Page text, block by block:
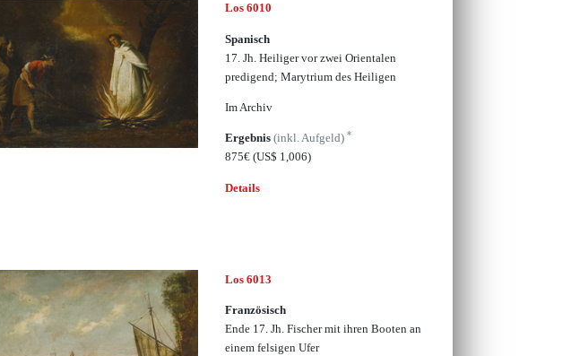
Los 6010
Spanisch
17. Jh. Heiliger vor zwei Orientalen
predigend; Marytrium des Heiligen
Im Archiv
Ergebnis (inkl. Aufgeld) *
875€ (US$ 1,006)
Details
Los 6013
Französisch
Ende 17. Jh. Fischer mit ihren Booten an
einem felsigen Ufer